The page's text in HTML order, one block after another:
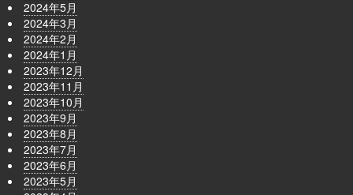
2024年5月
2024年3月
2024年2月
2024年1月
2023年12月
2023年11月
2023年10月
2023年9月
2023年8月
2023年7月
2023年6月
2023年5月